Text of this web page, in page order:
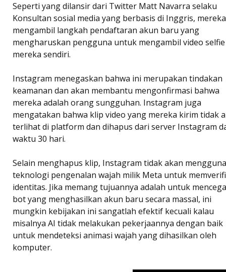
Seperti yang dilansir dari Twitter Matt Navarra selaku
Konsultan sosial media yang berbasis di Inggris, mereka
mengambil langkah pendaftaran akun baru yang
mengharuskan pengguna untuk mengambil video
mereka sendiri.
Instagram menegaskan bahwa ini merupakan tindakan
keamanan dan akan membantu mengonfirmasi bahwa
mereka adalah orang sungguhan. Instagram juga
mengatakan bahwa klip video yang mereka kirim tidak
terlihat di platform dan dihapus dari server Instagram
waktu 30 hari.
Selain menghapus klip, Instagram tidak akan
teknologi pengenalan wajah milik Meta untuk
identitas. Jika memang tujuannya adalah untuk
bot yang menghasilkan akun baru secara massal, ini
mungkin kebijakan ini sangatlah efektif kecuali kalau
misalnya AI tidak melakukan pekerjaannya dengan baik
untuk mendeteksi animasi wajah yang dihasilkan oleh
komputer.